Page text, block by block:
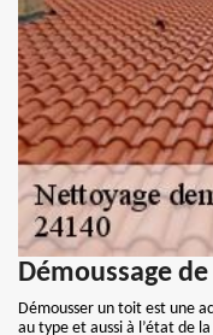
Démoussage
Démousser un toit est une
au type et aussi à l’état de